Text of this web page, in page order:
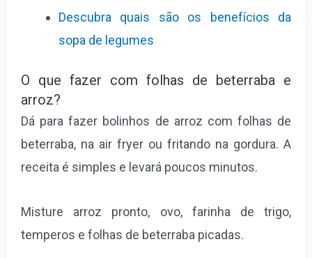
Descubra quais são os benefícios da
sopa de legumes
O que fazer com folhas de beterraba e
arroz?
Dá para fazer bolinhos de arroz com folhas de
beterraba, na air fryer ou fritando na gordura. A
receita é simples e levará poucos minutos.
Misture arroz pronto, ovo, farinha de trigo,
temperos e folhas de beterraba picadas.